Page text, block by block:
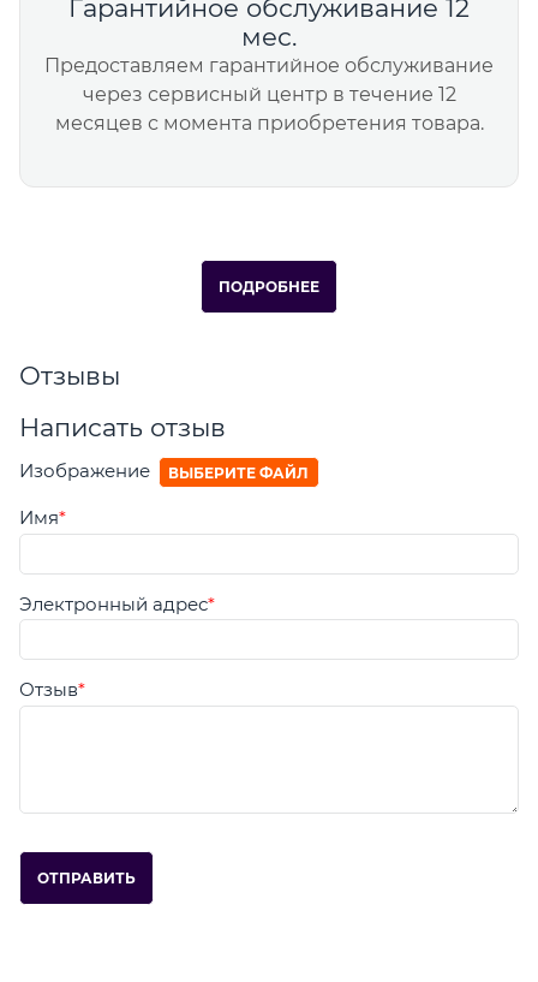
Гарантийное обслуживание 12
мес.
Предоставляем гарантийное обслуживание
через сервисный центр в течение 12
месяцев с момента приобретения товара.
ПОДРОБНЕЕ
Отзывы
Написать отзыв
Изображение ВЫБЕРИТЕ ФАЙЛ
Имя
Электронный адрес
Отзыв